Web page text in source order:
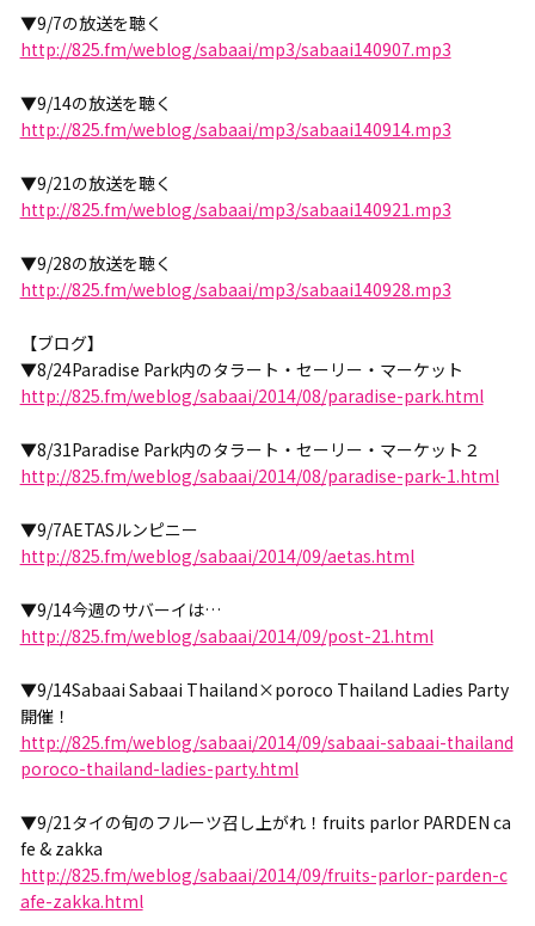
▼9/7の放送を聴く
http://825.fm/weblog/sabaai/mp3/sabaai140907.mp3
▼9/14の放送を聴く
http://825.fm/weblog/sabaai/mp3/sabaai140914.mp3
▼9/21の放送を聴く
http://825.fm/weblog/sabaai/mp3/sabaai140921.mp3
▼9/28の放送を聴く
http://825.fm/weblog/sabaai/mp3/sabaai140928.mp3
【ブログ】
▼8/24Paradise Park内のタラート・セーリー・マーケット
http://825.fm/weblog/sabaai/2014/08/paradise-park.html
▼8/31Paradise Park内のタラート・セーリー・マーケット２
http://825.fm/weblog/sabaai/2014/08/paradise-park-1.html
▼9/7AETASルンピニー
http://825.fm/weblog/sabaai/2014/09/aetas.html
▼9/14今週のサバーイは…
http://825.fm/weblog/sabaai/2014/09/post-21.html
▼9/14Sabaai Sabaai Thailand×poroco Thailand Ladies Party
開催！
http://825.fm/weblog/sabaai/2014/09/sabaai-sabaai-thailand
poroco-thailand-ladies-party.html
▼9/21タイの旬のフルーツ召し上がれ！fruits parlor PARDEN ca
fe & zakka
http://825.fm/weblog/sabaai/2014/09/fruits-parlor-parden-c
afe-zakka.html